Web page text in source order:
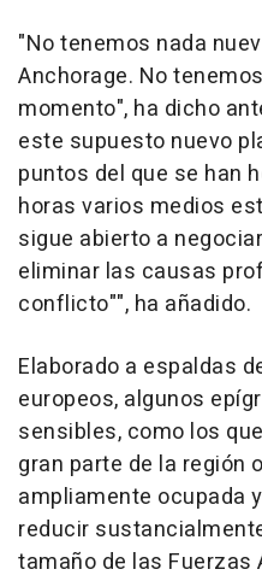
"No tenemos nada
Anchorage. No
momento", ha dicho
este supuesto nuevo
puntos del que se han
horas varios medios
sigue abierto a
eliminar las causas
conflicto"", ha añadido.
Elaborado a espaldas
europeos, algunos
sensibles, como los
gran parte de la región
ampliamente ocupada
reducir
tamaño de las Fuerzas